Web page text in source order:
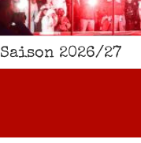
Saison 2026/27